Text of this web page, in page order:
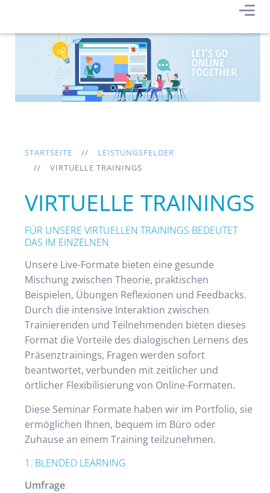
STARTSEITE
LEISTUNGSFELDER
VIRTUELLE TRAININGS
VIRTUELLE TRAININGS
FÜR UNSERE VIRTUELLEN TRAININGS BEDEUTET
DAS IM EINZELNEN
Unsere Live-Formate bieten eine gesunde
Mischung zwischen Theorie, praktischen
Beispielen, Übungen Reflexionen und Feedbacks.
Durch die intensive Interaktion zwischen
Trainierenden und Teilnehmenden bieten dieses
Format die Vorteile des dialogischen Lernens des
Präsenztrainings, Fragen werden sofort
beantwortet, verbunden mit zeitlicher und
örtlicher Flexibilisierung von Online-Formaten.
Diese Seminar Formate haben wir im Portfolio, sie
ermöglichen Ihnen, bequem im Büro oder
Zuhause an einem Training teilzunehmen.
1. BLENDED LEARNING
Umfrage